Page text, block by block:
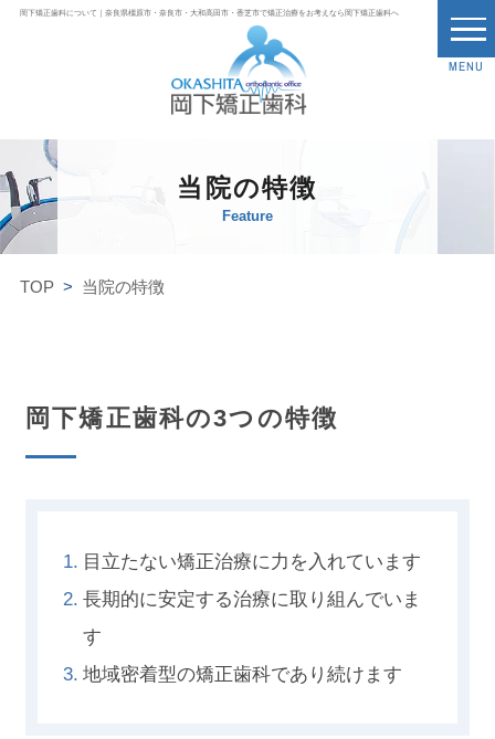
岡下矯正歯科について｜奈良県橿原市・奈良市・大和高田市・香芝市で矯正治療をお考えなら岡下矯正歯科へ
MENU
当院の特徴
Feature
TOP 当院の特徴
岡下矯正歯科の3つの特徴
1. 目立たない矯正治療に力を入れています
2. 長期的に安定する治療に取り組んでいま
す
3. 地域密着型の矯正歯科であり続けます